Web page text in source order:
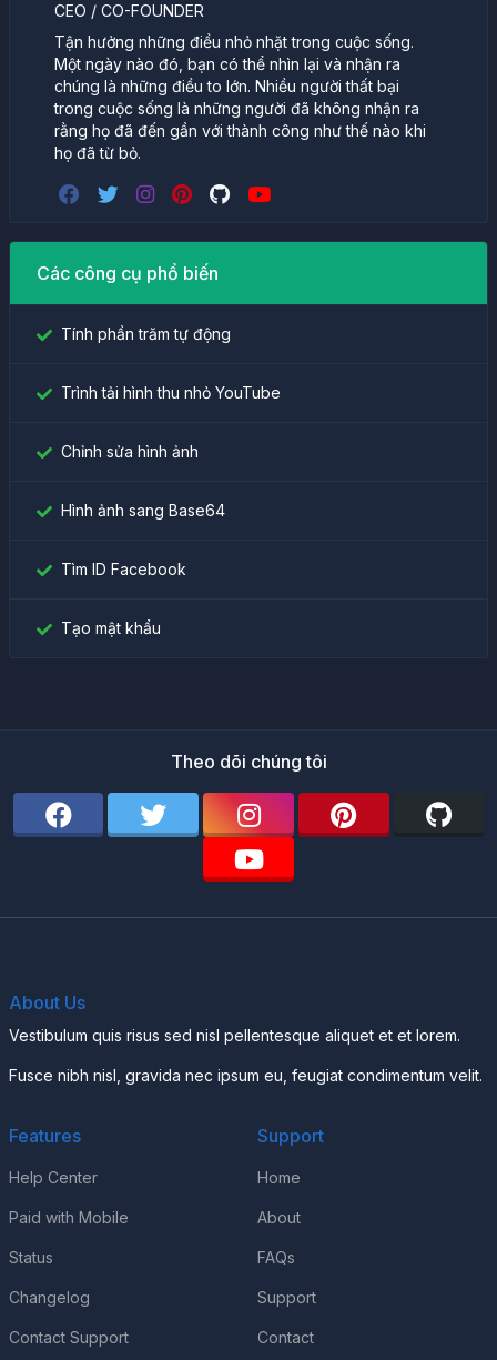
CEO / CO-FOUNDER
Tận hưởng những điều nhỏ nhặt trong cuộc sống.
Một ngày nào đó, bạn có thể nhìn lại và nhận ra
chúng là những điều to lớn. Nhiều người thất bại
trong cuộc sống là những người đã không nhận ra
rằng họ đã đến gần với thành công như thế nào khi
họ đã từ bỏ.
Các công cụ phổ biến
Tính phần trăm tự động
Trình tải hình thu nhỏ YouTube
Chỉnh sửa hình ảnh
Hình ảnh sang Base64
Tìm ID Facebook
Tạo mật khẩu
Theo dõi chúng tôi
About Us
Vestibulum quis risus sed nisl pellentesque aliquet et et lorem.
Fusce nibh nisl, gravida nec ipsum eu, feugiat condimentum velit.
Features
Help Center
Paid with Mobile
Status
Changelog
Contact Support
Support
Home
About
FAQs
Support
Contact